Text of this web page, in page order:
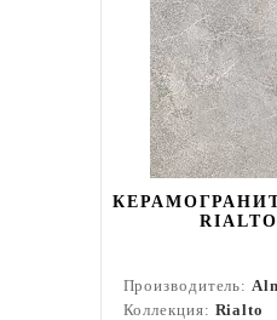
КЕРАМОГРАНИТ
Производитель:
Коллекция: Rialto